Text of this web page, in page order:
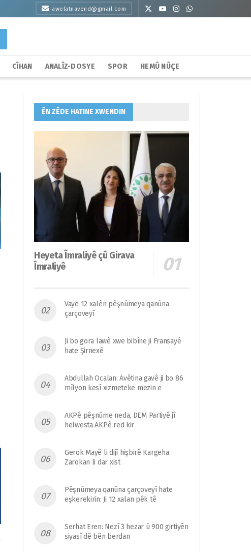
awelatnavend@gmail.com
CÎHAN ANALÎZ-DOSYE SPOR HEMÛ NÛÇE
ÊN ZÊDE HATINE XWENDIN
Heyeta Îmraliyê çû Girava
Îmraliyê
Vaye 12 xalên pêşnûmeya qanûna
çarçoveyî
Ji bo gora lawê xwe bibîne ji Fransayê
hate Şirnexê
Abdullah Ocalan: Avêtina gavê ji bo 86
mîlyon kesî xizmeteke mezin e
AKPê pêşnûme neda, DEM Partiyê jî
helwesta AKPê red kir
Gerok Mayê li dijî hişbirê Kargeha
Zarokan li dar xist
Pêşnûmeya qanûna çarçoveyî hate
eşkerekirin: Ji 12 xalan pêk tê
Serhat Eren: Nezî 3 hezar û 900 girtiyên
siyasî dê bên berdan